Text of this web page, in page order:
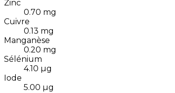
Zinc
0.70 mg
Cuivre
0.13 mg
Manganèse
0.20 mg
Sélénium
4.10 µg
Iode
5.00 µg